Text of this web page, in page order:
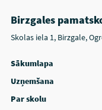
Birzgales
Skolas iela 1, Birzgale,
Sākumlapa
Uzņemšana
Par skolu